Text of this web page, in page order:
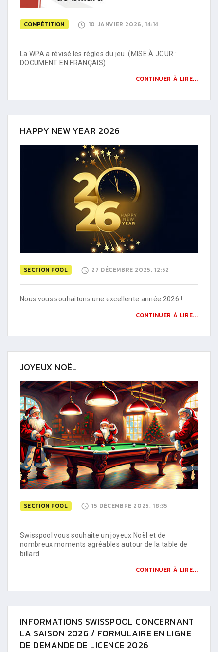
COMPÉTITION 10 JANVIER 2026, 14:14
La WPA a révisé les règles du jeu. (MISE À JOUR :
DOCUMENT EN FRANÇAIS)
CONTINUER À LIRE...
HAPPY NEW YEAR 2026
SECTION POOL 27 DÉCEMBRE 2025, 12:52
Nous vous souhaitons une excellente année 2026 !
CONTINUER À LIRE...
JOYEUX NOËL
SECTION POOL 15 DÉCEMBRE 2025, 18:35
Swisspool vous souhaite un joyeux Noël et de
nombreux moments agréables autour de la table de
billard.
CONTINUER À LIRE...
INFORMATIONS SWISSPOOL CONCERNANT
LA SAISON 2026 / FORMULAIRE EN LIGNE
DE DEMANDE DE LICENCE 2026